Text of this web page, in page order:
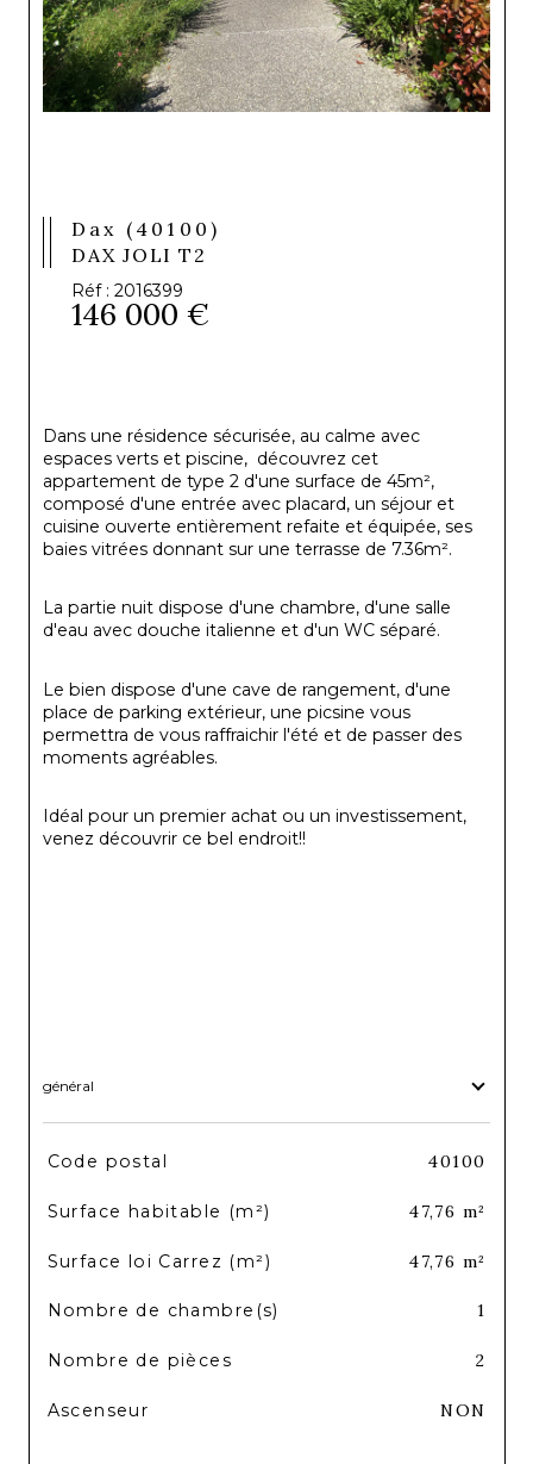
Dax (40100)
DAX JOLI T2
Réf : 2016399
146 000 €
Dans une résidence sécurisée, au calme avec
espaces verts et piscine,  découvrez cet
appartement de type 2 d'une surface de 45m²,
composé d'une entrée avec placard, un séjour et
cuisine ouverte entièrement refaite et équipée, ses
baies vitrées donnant sur une terrasse de 7.36m².
La partie nuit dispose d'une chambre, d'une salle
d'eau avec douche italienne et d'un WC séparé.
Le bien dispose d'une cave de rangement, d'une
place de parking extérieur, une picsine vous
permettra de vous raffraichir l'été et de passer des
moments agréables.
Idéal pour un premier achat ou un investissement,
venez découvrir ce bel endroit!!
général
TRAD_SIROCCO_Caracteristique
Code postal 40100
Surface habitable (m²) 47,76 m²
Surface loi Carrez (m²) 47,76 m²
Nombre de chambre(s) 1
Nombre de pièces 2
Ascenseur NON